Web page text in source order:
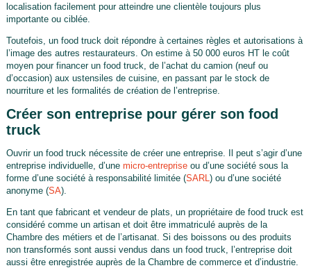
localisation facilement pour atteindre une clientèle toujours plus
importante ou ciblée.
Toutefois, un food truck doit répondre à certaines règles et autorisations à
l’image des autres restaurateurs. On estime à 50 000 euros HT le coût
moyen pour financer un food truck, de l’achat du camion (neuf ou
d’occasion) aux ustensiles de cuisine, en passant par le stock de
nourriture et les formalités de création de l’entreprise.
Créer son entreprise pour gérer son food
truck
Ouvrir un food truck nécessite de créer une entreprise. Il peut s’agir d’une
entreprise individuelle, d’une micro-entrepriseou d’une société sous la
forme d’une société à responsabilité limitée (SARL ) ou d’une société
anonyme (SA).
En tant que fabricant et vendeur de plats, un propriétaire de food truck est
considéré comme un artisan et doit être immatriculé auprès de la
Chambre des métiers et de l’artisanat. Si des boissons ou des produits
non transformés sont aussi vendus dans un food truck, l’entreprise doit
aussi être enregistrée auprès de la Chambre de commerce et d’industrie.